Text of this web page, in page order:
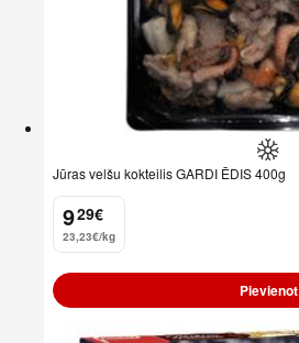
Jūras velšu kokteilis GARDI ĒDIS 400g
9
. 29€
23,23€/kg
Pievienot